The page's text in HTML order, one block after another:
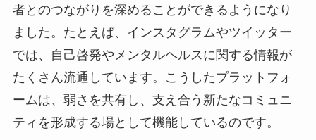
者とのつながりを深めることができるようになり
ました。たとえば、インスタグラムやツイッター
では、自己啓発やメンタルヘルスに関する情報が
たくさん流通しています。こうしたプラットフォ
ームは、弱さを共有し、支え合う新たなコミュニ
ティを形成する場として機能しているのです。